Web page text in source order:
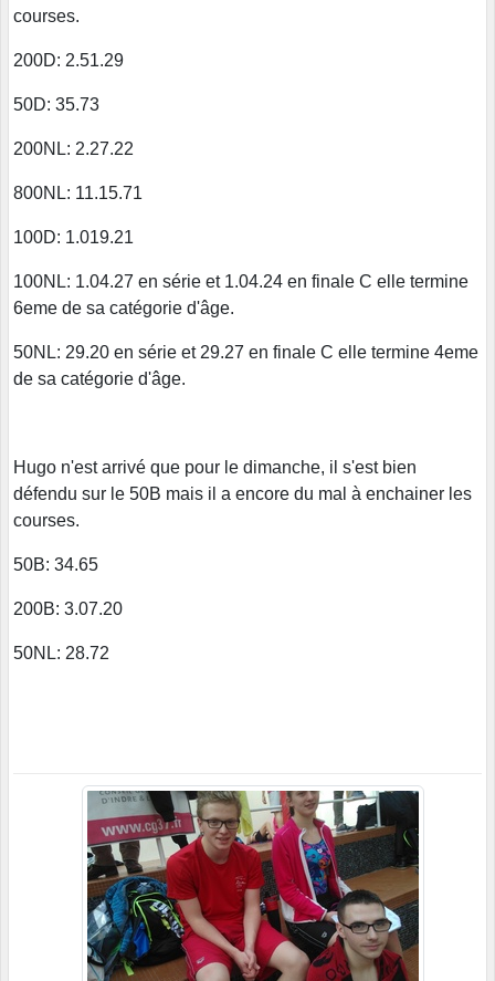
courses.
200D: 2.51.29
50D: 35.73
200NL: 2.27.22
800NL: 11.15.71
100D: 1.019.21
100NL: 1.04.27 en série et 1.04.24 en finale C elle termine
6eme de sa catégorie d'âge.
50NL: 29.20 en série et 29.27 en finale C elle termine 4eme
de sa catégorie d'âge.
Hugo n'est arrivé que pour le dimanche, il s'est bien
défendu sur le 50B mais il a encore du mal à enchainer les
courses.
50B: 34.65
200B: 3.07.20
50NL: 28.72